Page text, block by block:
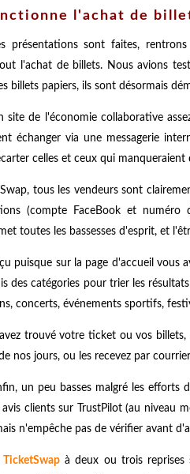
l'achat de
présentations sont faites,
l'achat de billets. Nous avions
billets papiers, ils sont désormais
site de l'économie collaborative
échanger via une messagerie
celles et ceux qui manqueraient
tous les vendeurs sont
(compte FaceBook et
toutes les bassesses d'esprit, et
puisque sur la page d'accueil vous
des catégories pour trier les
concerts, événements sportifs,
trouvé votre ticket ou vos billets,
nos jours, ou les recevez par
un peu basses malgré les
clients sur TrustPilot (au niveau
n'empêche pas de vérifier avant
TicketSwap à deux ou trois reprises